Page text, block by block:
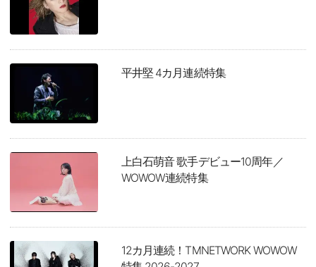
平井堅 4カ月連続特集
上白石萌音 歌手デビュー10周年／
WOWOW連続特集
12カ月連続！TMNETWORK WOWOW